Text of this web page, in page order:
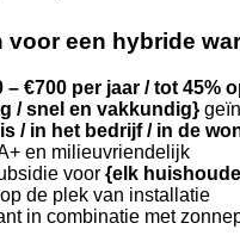
voor een hybride
– €700 per jaar / tot 45%
/ snel en vakkundig}
/ in het bedrijf / in de
en milieuvriendelijk
voor {elk
de plek van installatie
in combinatie met